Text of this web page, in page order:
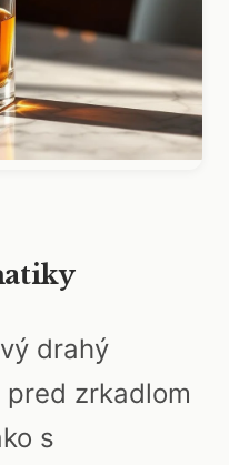
drahý
zrkadlom
s